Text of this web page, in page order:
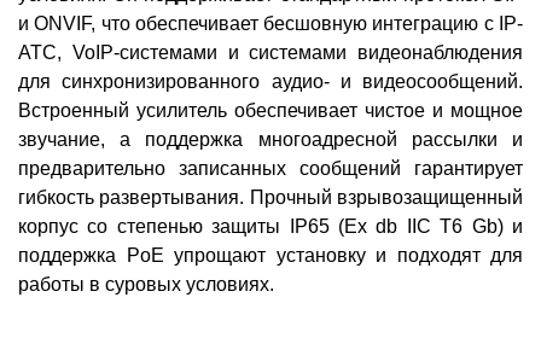
и ONVIF, что обеспечивает бесшовную интеграцию с IP-
АТС, VoIP-системами и системами видеонаблюдения
для синхронизированного аудио- и видеосообщений.
Встроенный усилитель обеспечивает чистое и мощное
звучание, а поддержка многоадресной рассылки и
предварительно записанных сообщений гарантирует
гибкость развертывания. Прочный взрывозащищенный
корпус со степенью защиты IP65 (Ex db IIC T6 Gb) и
поддержка PoE упрощают установку и подходят для
работы в суровых условиях.